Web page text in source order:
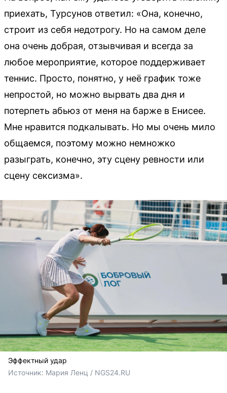
приехать, Турсунов ответил: «Она, конечно,
строит из себя недотрогу. Но на самом деле
она очень добрая, отзывчивая и всегда за
любое мероприятие, которое поддерживает
теннис. Просто, понятно, у неё график тоже
непростой, но можно вырвать два дня и
потерпеть абьюз от меня на барже в Енисее.
Мне нравится подкалывать. Но мы очень мило
общаемся, поэтому можно немножко
разыграть, конечно, эту сцену ревности или
сцену сексизма».
Эффектный удар
Источник: Мария Ленц / NGS24.RU